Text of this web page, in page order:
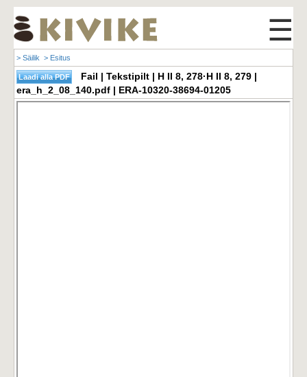
☰
> Säilik > Esitus
Fail | Tekstipilt | H II 8, 278·H II 8, 279 |
era_h_2_08_140.pdf | ERA-10320-38694-01205